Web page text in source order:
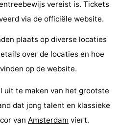
vereist is. Tickets
via de officiële website.
plaats op diverse locaties
over de locaties en hoe
op de website.
uit te maken van het grootste
dat jong talent en klassieke
van Amsterdam viert.